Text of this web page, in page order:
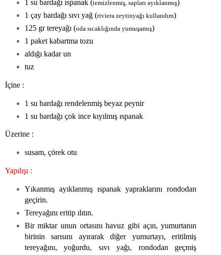
1 su bardağı ıspanak (temizlenmiş, sapları ayıklanmış)
1 çay bardağı sıvı yağ (riviera zeytinyağı kullandım)
125 gr tereyağı (oda sıcaklığında yumuşamış)
1 paket kabartma tozu
aldığı kadar un
tuz
İçine :
1 su bardağı rendelenmiş beyaz peynir
1 su bardağı çok ince kıyılmış ıspanak
Üzerine :
susam, çörek otu
Yapılışı :
Yıkanmış ayıklanmış ıspanak yapraklarını rondodan
geçirin.
Tereyağını eritip ılıtın.
Bir miktar unun ortasını havuz gibi açın, yumurtanın
birinin sarısını ayırarak diğer yumurtayı, eritilmiş
tereyağını, yoğurdu, sıvı yağı, rondodan geçmiş